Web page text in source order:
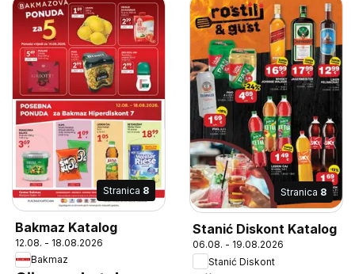
Stranica 8
Bakmaz Katalog
12.08. - 18.08.2026
Bakmaz
Stranica 8
Stanić Diskont Katalog
06.08. - 19.08.2026
Stanić Diskont